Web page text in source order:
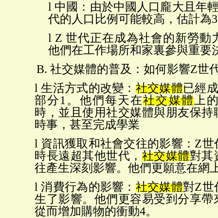
l 中國：由於中國人口龐大且年
代的人口比例可能較高，估計為
l Z 世代正在成為社會的新勞動
他們在工作場所和家裏參與重要
B. 社交媒體的普及：如何影響Z世
l生活方式的改變： 社交媒體已經
部分1。他們每天在社交媒體上
時，並且使用社交媒體與朋友保持
時事，甚至完成學業
l 資訊獲取和社會交往的影響： Z世
時長遠超其他世代， 社交媒體對其
往產生深刻影響。他們更願意在網
l消費行為的影響： 社交媒體對Z世
生了影響。他們更容易受到分享帶
從而增加購物的衝動4。